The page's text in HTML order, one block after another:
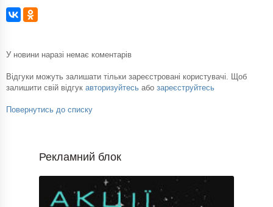
У новини наразі немає коментарів
Відгуки можуть залишати тільки зареєстровані користувачі. Щоб
залишити свій відгук авторизуйтесь або зареєструйтесь
Повернутись до списку
Рекламний блок